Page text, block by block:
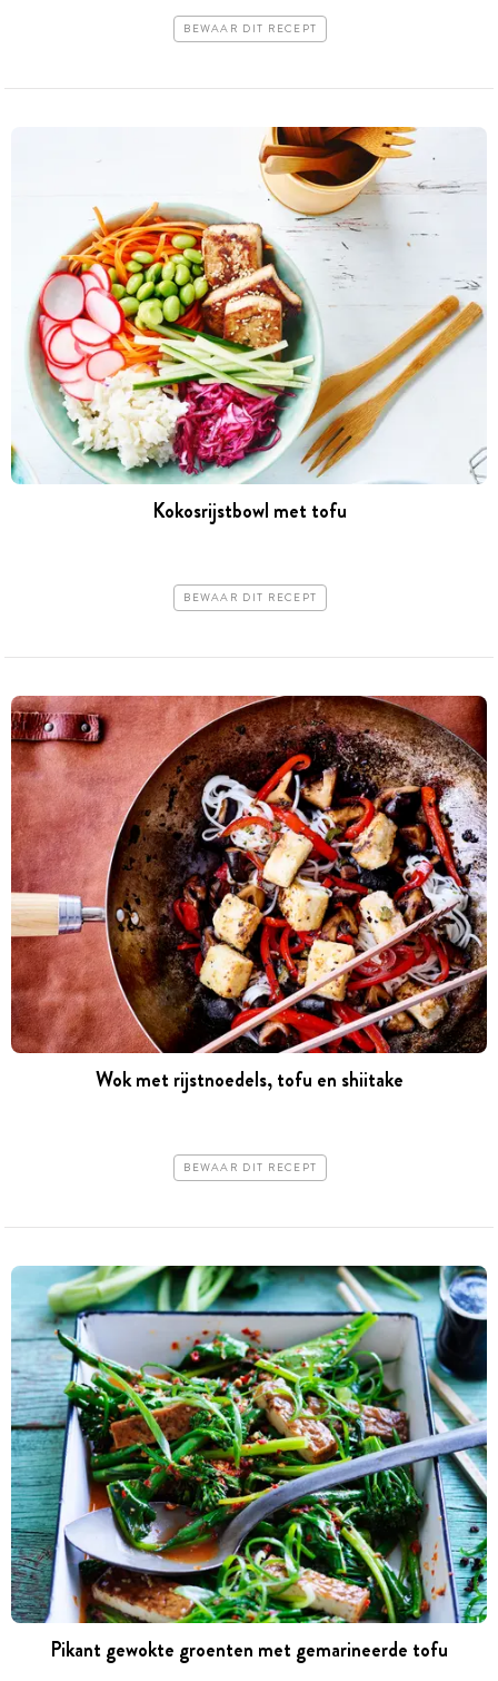
BEWAAR DIT RECEPT
Kokosrijstbowl met tofu
BEWAAR DIT RECEPT
Wok met rijstnoedels, tofu en shiitake
BEWAAR DIT RECEPT
Pikant gewokte groenten met gemarineerde tofu